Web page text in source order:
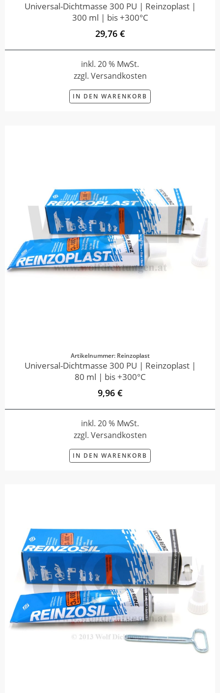
Universal-Dichtmasse 300 PU | Reinzoplast |
300 ml | bis +300°C
29,76 €
inkl. 20 % MwSt.
zzgl. Versandkosten
IN DEN WARENKORB
Artikelnummer: Reinzoplast
Universal-Dichtmasse 300 PU | Reinzoplast |
80 ml | bis +300°C
9,96 €
inkl. 20 % MwSt.
zzgl. Versandkosten
IN DEN WARENKORB